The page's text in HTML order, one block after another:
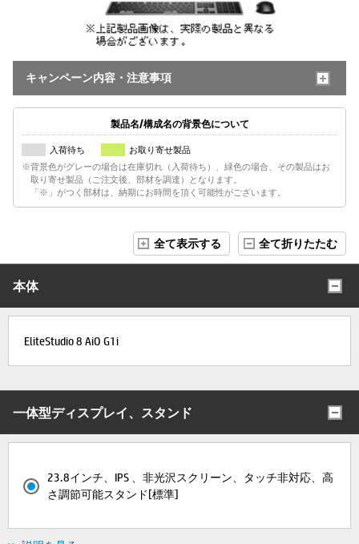
キャンペーン内容・注意事項
製品名/構成名の背景色について
入荷待ち
お取り寄せ製品
※背景色がグレーの場合は在庫切れ（入荷待ち）、緑色の場合、その製品はお
取り寄せ製品（ご注文後、部材を調達）となります。
「※」がつく部材は、納期にお時間を頂く可能性がございます。
全て表示する 全て折りたたむ
本体
EliteStudio 8 AiO G1i
一体型ディスプレイ、スタンド
23.8インチ、IPS 、非光沢スクリーン、タッチ非対応、高
さ調節可能スタンド[標準]